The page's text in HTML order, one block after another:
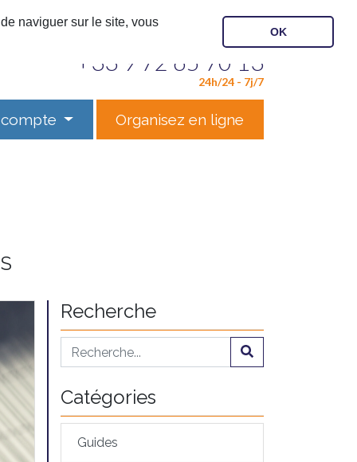
naviguer sur le site, vous
OK
Contactez notre service
+33 9 72 65 70 13
24h/24 - 7j/7
Organisez en ligne
Recherche
Catégories
Guides